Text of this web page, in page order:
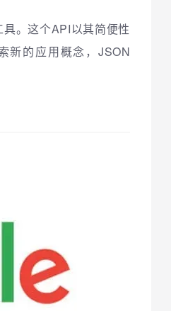
。这个API以其简便性
新的应用概念，JSON